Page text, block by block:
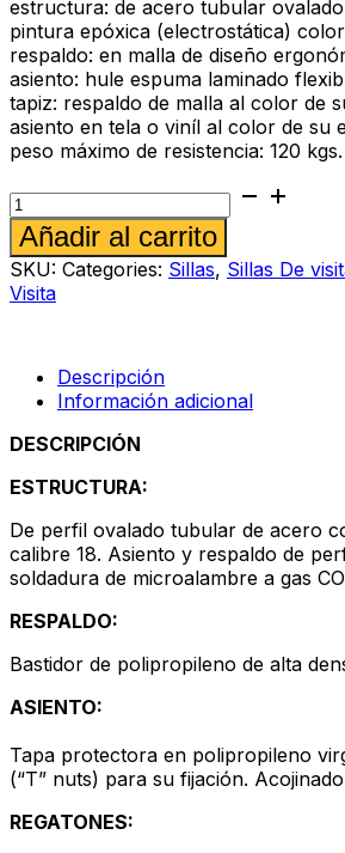
estructura: de acero tubular
pintura epóxica (electrostática)
respaldo: en malla de diseño
asiento: hule espuma laminado
tapiz: respaldo de malla al color de
asiento en tela o viníl al color de su
peso máximo de resistencia: 120 kgs.
Silla
de
visita
Ricordo
m
naranja-
Añadir al carrito
SKU: Categories: Sillas, Sillas De
Visita
Descripción
Información adicional
DESCRIPCIÓN
ESTRUCTURA:
De perfil ovalado tubular de acero
calibre 18. Asiento y respaldo de
soldadura de microalambre a gas
RESPALDO:
Bastidor de polipropileno de alta
ASIENTO:
Tapa protectora en polipropileno
(“T” nuts) para su fijación.
REGATONES: